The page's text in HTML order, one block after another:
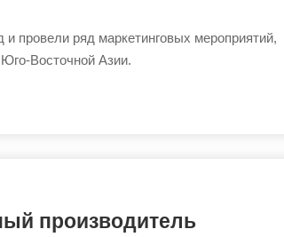
провели ряд маркетинговых мероприятий,
Восточной Азии.
производитель